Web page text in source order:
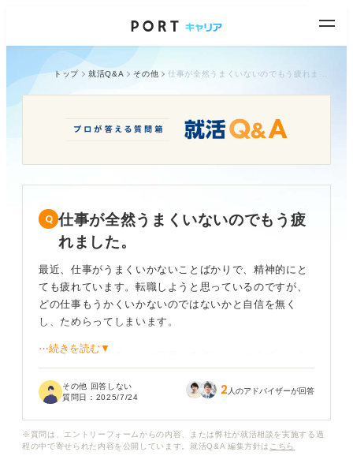
トップ 就活Q&A その他
仕事が全然うまくいないのでもう疲
れました。
最近、仕事がうまくいかないことばかりで、精神的にと
ても疲れています。転職しようと思っているのですが、
どの仕事もうかくいかないのではないかと自信を無く
し、ためらってしまいます。
このままでは心身ともに限界が来てしまいそうで、どう
に、どのように気持ちを立て直し、状況を改善していけ
同じような経験をした方はいらっしゃいますか？ この状
⋯続きを読む▼
その他 回答しない
質問日： 2025/7/24 2 人のアドバイザーが回答
※質問は、エントリーフォームからの内容、または弊社が就活相談を実施する過
程の中で寄せられた内容を公開しています。就活Q&A 編集方針は こちら